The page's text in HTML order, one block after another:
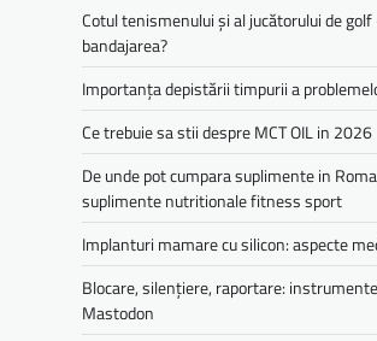
Cotul tenismenului și al jucătorului de
bandajarea?
Importanța depistării timpurii a
Ce trebuie sa stii despre MCT OIL in 2026
De unde pot cumpara suplimente in
suplimente nutritionale fitness sport
Implanturi mamare cu silicon: aspecte
Blocare, silențiere, raportare:
Mastodon